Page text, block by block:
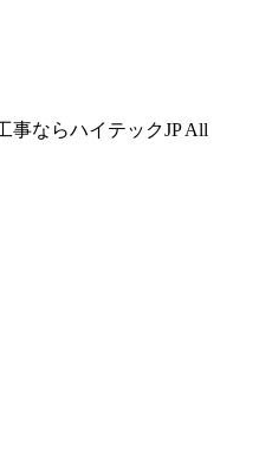
事ならハイテックJP All